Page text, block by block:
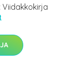
Viidakkokirja